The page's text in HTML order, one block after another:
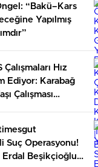
“Bakü–Kars
Yapılmış
Hız
Ediyor: Karabağ
Çalışması
Suç Operasyonu!
Erdal Beşikçioğlu